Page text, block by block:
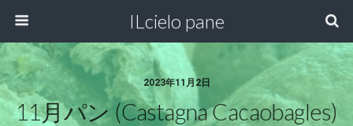
ILcielo pane
2023年11月2日
11月パン (castagna Cacaobagles)